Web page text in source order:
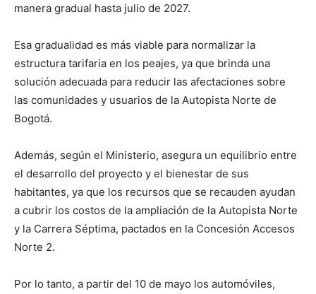
manera gradual hasta julio de 2027.
Esa gradualidad es más viable para normalizar la
estructura tarifaria en los peajes, ya que brinda una
solución adecuada para reducir las afectaciones sobre
las comunidades y usuarios de la Autopista Norte de
Bogotá.
Además, según el Ministerio, asegura un equilibrio entre
el desarrollo del proyecto y el bienestar de sus
habitantes, ya que los recursos que se recauden ayudan
a cubrir los costos de la ampliación de la Autopista Norte
y la Carrera Séptima, pactados en la Concesión Accesos
Norte 2.
Por lo tanto, a partir del 10 de mayo los automóviles,